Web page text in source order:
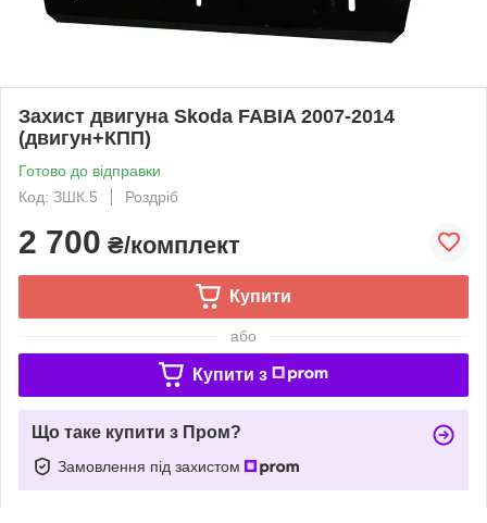
Захист двигуна Skoda FABIA 2007-2014
(двигун+КПП)
Готово до відправки
Код: ЗШК.5
Роздріб
2 700 ₴/комплект
Купити
або
Купити з
Що таке купити з Пром?
Замовлення під захистом